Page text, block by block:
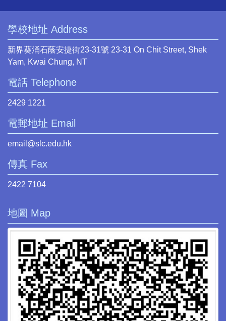
學校地址 Address
新界葵涌石蔭安捷街23-31號 23-31 On Chit Street, Shek
Yam, Kwai Chung, NT
電話 Telephone
2429 1221
電郵地址 Email
email@slc.edu.hk
傳真 Fax
2422 7104
地圖 Map